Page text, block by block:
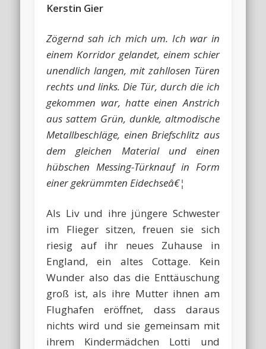
Kerstin Gier
Zögernd sah ich mich um. Ich war in
einem Korridor gelandet, einem schier
unendlich langen, mit zahllosen Türen
rechts und links. Die Tür, durch die ich
gekommen war, hatte einen Anstrich
aus sattem Grün, dunkle, altmodische
Metallbeschläge, einen Briefschlitz aus
dem gleichen Material und einen
hübschen Messing-Türknauf in Form
einer gekrümmten Eidechseâ€¦
Als Liv und ihre jüngere Schwester
im Flieger sitzen, freuen sie sich
riesig auf ihr neues Zuhause in
England, ein altes Cottage. Kein
Wunder also das die Enttäuschung
groß ist, als ihre Mutter ihnen am
Flughafen eröffnet, dass daraus
nichts wird und sie gemeinsam mit
ihrem Kindermädchen Lotti und